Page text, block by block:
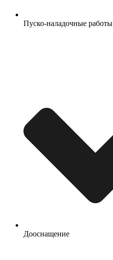
Пуско-наладочные работы
Дооснащение